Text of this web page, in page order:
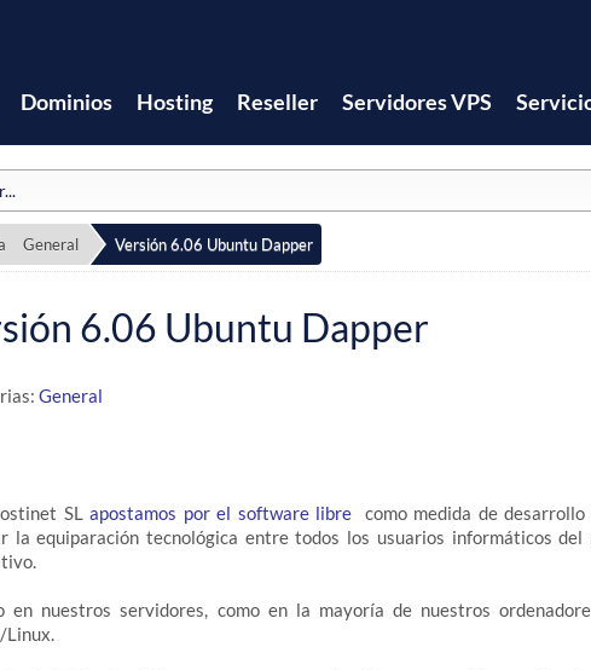
Dominios Hosting Reseller Servidores VPS
General Versión 6.06 Ubuntu Dapper
6.06 Ubuntu Dapper
General
SLapostamos por el software libre como medida de
la equiparación tecnológica entre todos los usuarios informáticos
en nuestros servidores, como en la mayoría de nuestros
Linux.